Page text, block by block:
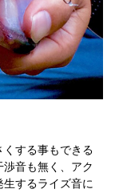
する事もできる
音も無く、アク
するライズ音に